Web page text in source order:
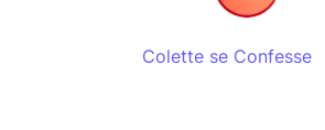
Colette se Confesse